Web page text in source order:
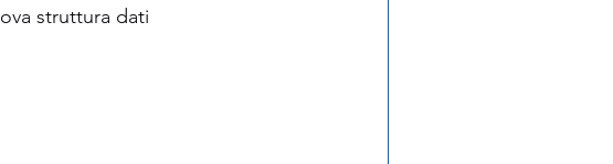
struttura dati